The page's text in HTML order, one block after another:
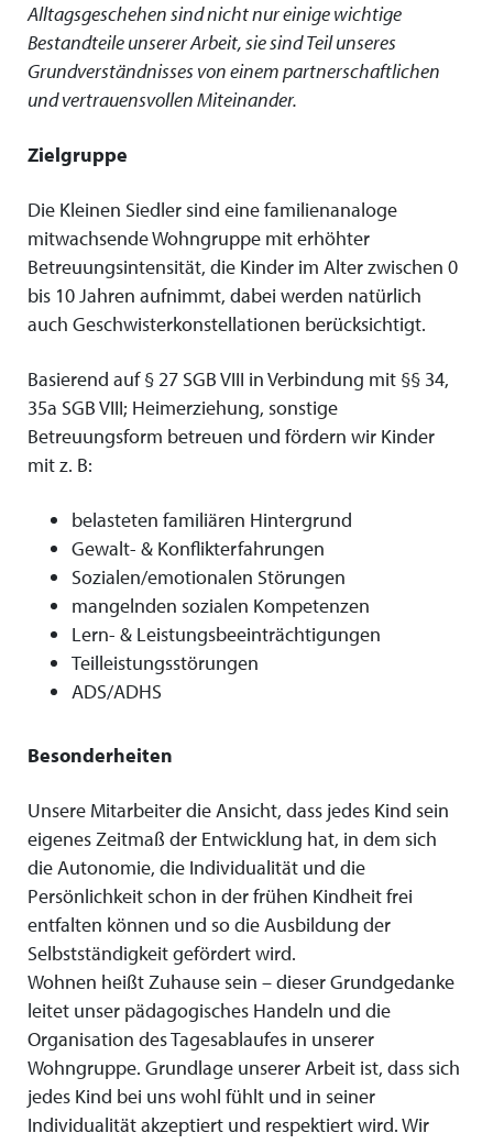
Alltagsgeschehen sind nicht nur einige wichtige
Bestandteile unserer Arbeit, sie sind Teil unseres
Grundverständnisses von einem partnerschaftlichen
und vertrauensvollen Miteinander.
Zielgruppe
Die Kleinen Siedler sind eine familienanaloge
mitwachsende Wohngruppe mit erhöhter
Betreuungsintensität, die Kinder im Alter zwischen 0
bis 10 Jahren aufnimmt, dabei werden natürlich
auch Geschwisterkonstellationen berücksichtigt.
Basierend auf § 27 SGB VIII in Verbindung mit §§ 34,
35a SGB VIII; Heimerziehung, sonstige
Betreuungsform betreuen und fördern wir Kinder
mit z. B:
belasteten familiären Hintergrund
Gewalt- & Konflikterfahrungen
Sozialen/emotionalen Störungen
mangelnden sozialen Kompetenzen
Lern- & Leistungsbeeinträchtigungen
Teilleistungsstörungen
ADS/ADHS
Besonderheiten
Unsere Mitarbeiter die Ansicht, dass jedes Kind sein
eigenes Zeitmaß der Entwicklung hat, in dem sich
die Autonomie, die Individualität und die
Persönlichkeit schon in der frühen Kindheit frei
entfalten können und so die Ausbildung der
Selbstständigkeit gefördert wird.
Wohnen heißt Zuhause sein – dieser Grundgedanke
leitet unser pädagogisches Handeln und die
Organisation des Tagesablaufes in unserer
Wohngruppe. Grundlage unserer Arbeit ist, dass sich
jedes Kind bei uns wohl fühlt und in seiner
Individualität akzeptiert und respektiert wird. Wir